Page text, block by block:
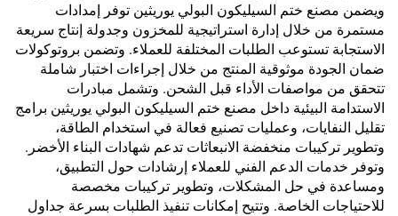
ويضمن مصنع ختم السيليكون البولي يوريثين توفر إمدادات
مستمرة من خلال إدارة استراتيجية للمخزون وجدولة إنتاج سريعة
الاستجابة تستوعب الطلبات المختلفة للعملاء. وتضمن بروتوكولات
ضمان الجودة موثوقية المنتج من خلال إجراءات اختبار شاملة
تتحقق من مواصفات الأداء قبل الشحن. وتشمل مبادرات
الاستدامة البيئية داخل مصنع ختم السيليكون البولي يوريثين برامج
تقليل النفايات، وعمليات تصنيع فعالة في استخدام الطاقة،
وتطوير تركيبات منخفضة الانبعاثات تدعم شهادات البناء الأخضر.
وتوفر خدمات الدعم الفني للعملاء إرشادات حول التطبيق،
ومساعدة في حل المشكلات، وتطوير تركيبات مخصصة
للاحتياجات الخاصة. وتتيح إمكانات تنفيذ الطلبات بسرعة جداول